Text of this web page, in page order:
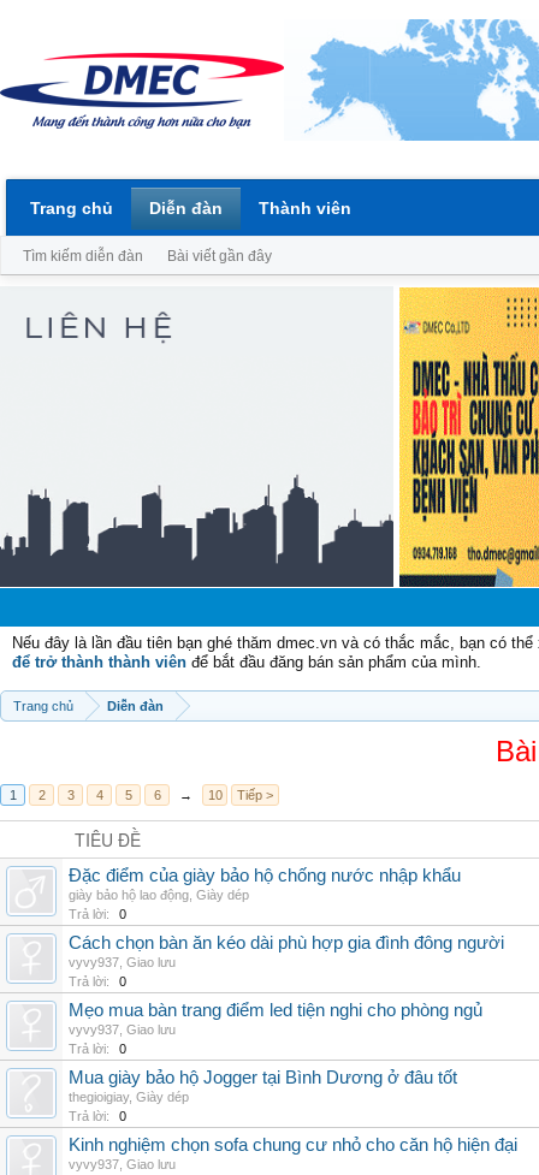
Nếu đây là lần đầu tiên bạn ghé thăm dmec.vn và có thắc mắc, bạn có
để trở thành thành viên để bắt đầu đăng bán sản phẩm của mình.
Trang chủ Diễn đàn
1 2 3 4 5 6 → 10 Tiếp >
TIÊU ĐỀ
Đặc điểm của giày bảo hộ chống nước nhập khẩu
giày bảo hộ lao động Giày dép
Trả lời:
0
Cách chọn bàn ăn kéo dài phù hợp gia đình đông người
vyvy937 Giao lưu
Trả lời:
0
Mẹo mua bàn trang điểm led tiện nghi cho phòng ngủ
vyvy937 Giao lưu
Trả lời:
0
Mua giày bảo hộ Jogger tại Bình Dương ở đâu tốt
thegioigiay, Giày dép
Trả lời:
0
Kinh nghiệm chọn sofa chung cư nhỏ cho căn hộ hiện đại
vyvy937 Giao lưu
Trang chủ Diễn đàn
Tìm kiếm diễn đàn Bài viết gần đây
Thành viên